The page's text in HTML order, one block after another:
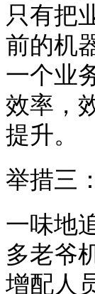
只有把
前的机
一个业
效率，
提升。
举措三
一味地
多老爷
增配人